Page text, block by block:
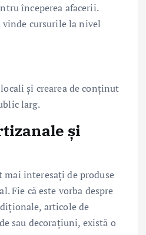
începerea afacerii.
cursurile la nivel
și crearea de conținut
larg.
și
interesați de produse
Fie că este vorba despre
articole de
sau decorațiuni, există o